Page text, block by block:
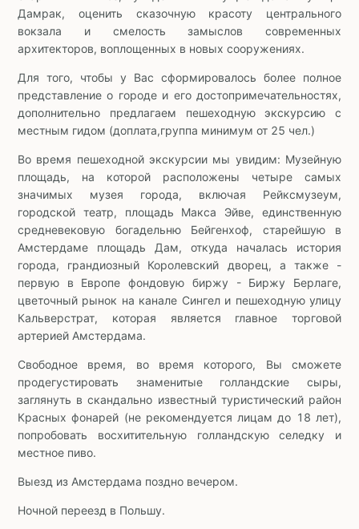
Дамрак, оценить сказочную красоту центрального
вокзала и смелость замыслов современных
архитекторов, воплощенных в новых сооружениях.
Для того, чтобы у Вас сформировалось более полное
представление о городе и его достопримечательностях,
дополнительно предлагаем пешеходную экскурсию с
местным гидом (доплата,группа минимум от 25 чел.)
Во время пешеходной экскурсии мы увидим: Музейную
площадь, на которой расположены четыре самых
значимых музея города, включая Рейксмузеум,
городской театр, площадь Макса Эйве, единственную
средневековую богадельню Бейгенхоф, старейшую в
Амстердаме площадь Дам, откуда началась история
города, грандиозный Королевский дворец, а также -
первую в Европе фондовую биржу - Биржу Берлаге,
цветочный рынок на канале Сингел и пешеходную улицу
Кальверстрат, которая является главное торговой
артерией Амстердама.
Свободное время, во время которого, Вы сможете
продегустировать знаменитые голландские сыры,
заглянуть в скандально известный туристический район
Красных фонарей (не рекомендуется лицам до 18 лет),
попробовать восхитительную голландскую селедку и
местное пиво.
Выезд из Амстердама поздно вечером.
Ночной переезд в Польшу.